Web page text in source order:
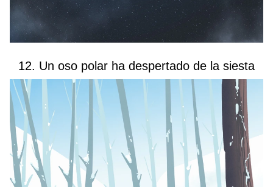
12. Un oso polar ha despertado de la siesta